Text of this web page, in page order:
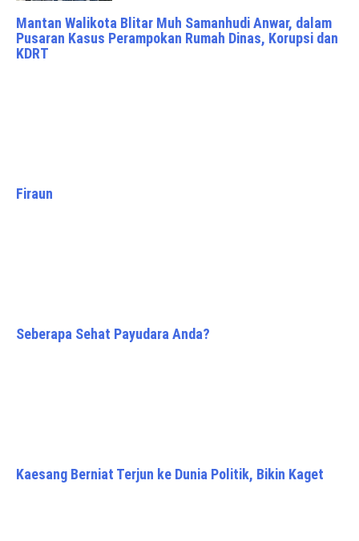
Mantan Walikota Blitar Muh Samanhudi Anwar, dalam
Pusaran Kasus Perampokan Rumah Dinas, Korupsi dan
KDRT
Firaun
Seberapa Sehat Payudara Anda?
Kaesang Berniat Terjun ke Dunia Politik, Bikin Kaget